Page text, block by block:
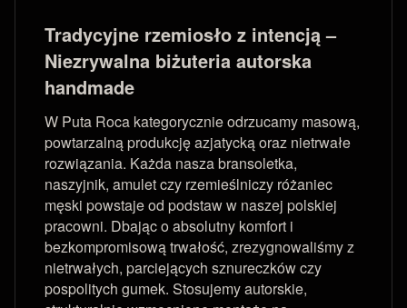
Tradycyjne rzemiosło z intencją –
Niezrywalna biżuteria autorska
handmade
W Puta Roca kategorycznie odrzucamy masową,
powtarzalną produkcję azjatycką oraz nietrwałe
rozwiązania. Każda nasza bransoletka,
naszyjnik, amulet czy rzemieślniczy różaniec
męski powstaje od podstaw w naszej polskiej
pracowni. Dbając o absolutny komfort i
bezkompromisową trwałość, zrezygnowaliśmy z
nietrwałych, parciejących sznureczków czy
pospolitych gumek. Stosujemy autorskie,